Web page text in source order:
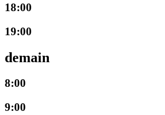
18:00
19:00
demain
8:00
9:00